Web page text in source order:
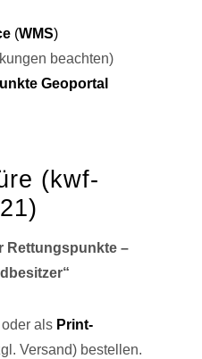
(WMS)
beachten)
Geoportal
(kwf-
Rettungspunkte –
als Print-
Versand) bestellen.